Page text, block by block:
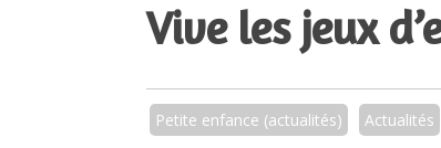
Vive les jeux
Petite enfance (actualités) Actualités